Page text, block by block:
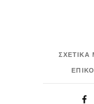
ΣΧΕΤΙΚΑ